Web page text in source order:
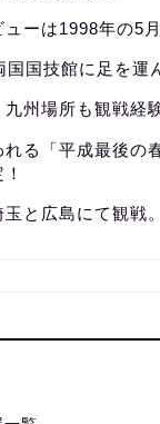
ューは1998年の5月
国国技館に足を
九州場所も観戦経
れる「平成最後の
と広島にて観戦。